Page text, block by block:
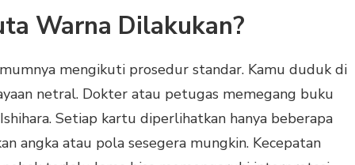
Warna Dilakukan?
mengikuti prosedur standar. Kamu duduk di
netral. Dokter atau petugas memegang buku
Setiap kartu diperlihatkan hanya beberapa
angka atau pola sesegera mungkin. Kecepatan